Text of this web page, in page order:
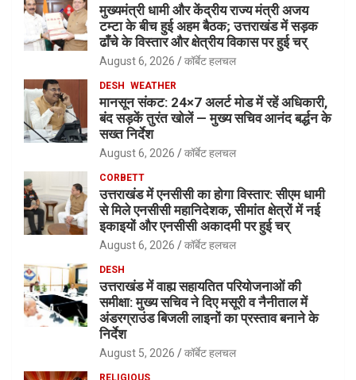
मुख्यमंत्री धामी और केंद्रीय राज्य मंत्री अजय
टम्टा के बीच हुई अहम बैठक; उत्तराखंड में सड़क
ढाँचे के विस्तार और क्षेत्रीय विकास पर हुई चर्
August 6, 2026 कॉर्बेट हलचल
DESH WEATHER
मानसून संकट: 24×7 अलर्ट मोड में रहें अधिकारी,
बंद सड़कें तुरंत खोलें — मुख्य सचिव आनंद बर्द्धन के
सख्त निर्देश
August 6, 2026 कॉर्बेट हलचल
CORBETT
उत्तराखंड में एनसीसी का होगा विस्तार: सीएम धामी
से मिले एनसीसी महानिदेशक, सीमांत क्षेत्रों में नई
इकाइयों और एनसीसी अकादमी पर हुई चर्
August 6, 2026 कॉर्बेट हलचल
DESH
उत्तराखंड में वाह्य सहायतित परियोजनाओं की
समीक्षा: मुख्य सचिव ने दिए मसूरी व नैनीताल में
अंडरग्राउंड बिजली लाइनों का प्रस्ताव बनाने के
निर्देश
August 5, 2026 कॉर्बेट हलचल
RELIGIOUS